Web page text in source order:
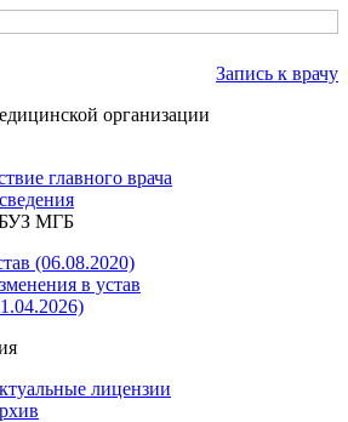
Запись к врачу
организации
главного врача
МГБ
(06.08.2020)
в устав
лицензии